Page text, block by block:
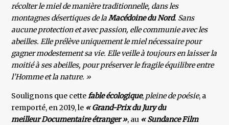
récolter le miel de manière traditionnelle, dans les
montagnes désertiques de laMacédoine du Nord. Sans
aucune protection et avec passion, elle communie avec les
abeilles. Elle prélève uniquement le miel nécessaire pour
gagner modestement sa vie. Elle veille à toujours en laisser la
moitié à ses abeilles, pour préserver le fragile équilibre entre
l’Homme et la nature. »
Soulignons que cettefable écologique, pleine de poésie, a
remporté, en 2019, le « Grand-Prix du Jury du
meilleur Documentaire étranger », au « Sundance Film